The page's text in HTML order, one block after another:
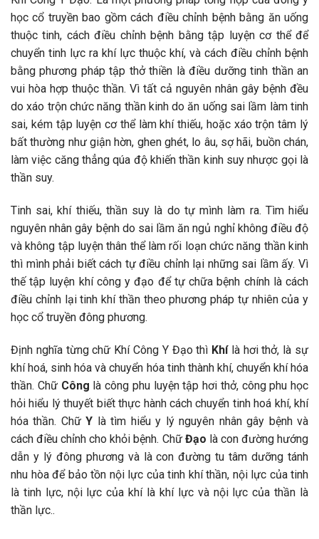
học cổ truyền bao gồm cách điều chỉnh bệnh bằng ăn uống
thuộc tinh, cách điều chỉnh bệnh bằng tập luyện cơ thể để
chuyển tinh lực ra khí lực thuộc khí, và cách điều chỉnh bệnh
bằng phương pháp tập thở thiền là điều dưỡng tinh thần an
vui hòa hợp thuộc thần. Vì tất cả nguyên nhân gây bệnh đều
do xáo trộn chức năng thần kinh do ăn uống sai lầm làm tinh
sai, kém tập luyện cơ thể làm khí thiếu, hoặc xáo trộn tâm lý
bất thường như giận hờn, ghen ghét, lo âu, sợ hãi, buồn chán,
làm việc căng thẳng qúa độ khiến thần kinh suy nhược gọi là
thần suy.
Tinh sai, khí thiếu, thần suy là do tự mình làm ra. Tìm hiểu
nguyên nhân gây bệnh do sai lầm ăn ngủ nghỉ không điều độ
và không tập luyện thân thể làm rối loạn chức năng thần kinh
thì mình phải biết cách tự điều chỉnh lại những sai lầm ấy. Vì
thế tập luyện khí công y đạo để tự chữa bệnh chính là cách
điều chỉnh lại tinh khí thần theo phương pháp tự nhiên của y
học cổ truyền đông phương.
Định nghĩa từng chữ Khí Công Y Đạo thì Khílà hơi thở, là sự
khí hoá, sinh hóa và chuyển hóa tinh thành khí, chuyển khí hóa
thần. Chữ Công là công phu luyện tập hơi thở, công phu học
hỏi hiểu lý thuyết biết thực hành cách chuyển tinh hoá khí, khí
hóa thần. ChữY là tìm hiểu y lý nguyên nhân gây bệnh và
cách điều chỉnh cho khỏi bệnh. Chữ Đạo là con đường hướng
dẫn y lý đông phương và là con đường tu tâm dưỡng tánh
nhu hòa để bảo tồn nội lực của tinh khí thần, nội lực của tinh
là tinh lực, nội lực của khí là khí lực và nội lực của thần là
thần lực..